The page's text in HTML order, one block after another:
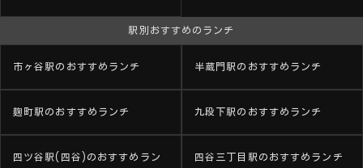
駅別おすすめのランチ
市ヶ谷駅のおすすめランチ 半蔵門駅のおすすめランチ
麹町駅のおすすめランチ 九段下駅のおすすめランチ
四ツ谷駅(四谷)のおすすめラン
四谷三丁目駅のおすすめランチ